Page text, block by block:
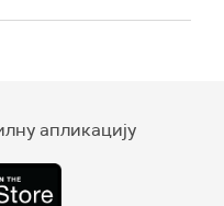
апликацију